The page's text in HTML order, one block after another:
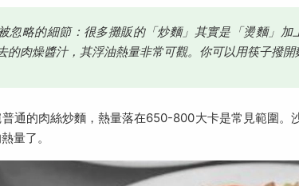
忽略的細節：很多攤販的「炒麵」其實是「燙麵」
的肉燥醬汁，其浮油熱量非常可觀。你可以用筷子撥開
通的肉絲炒麵，熱量落在650-800大卡是常見範圍
量了。